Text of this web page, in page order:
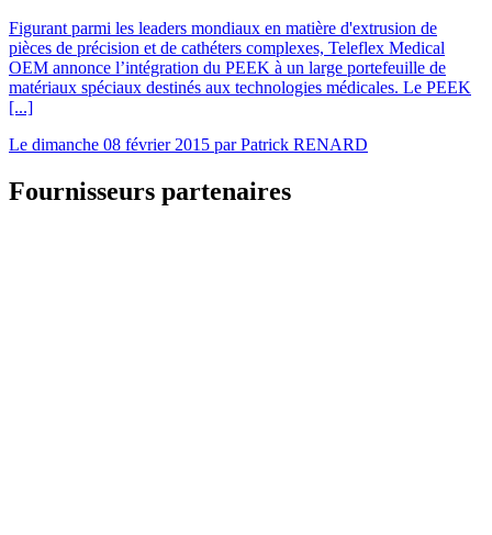
Figurant parmi les leaders mondiaux en matière d'extrusion de
pièces de précision et de cathéters complexes, Teleflex Medical
OEM annonce l’intégration du PEEK à un large portefeuille de
matériaux spéciaux destinés aux technologies médicales. Le PEEK
[...]
Le dimanche 08 février 2015 parPatrick RENARD
Fournisseurs partenaires